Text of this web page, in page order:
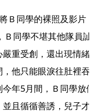
Ｂ同學的裸照及影片
同學不堪其他隊員訕
重受創，還出現情緒
他只能眼淚往肚裡吞
年5月間，Ｂ同學放
且循循善誘，兒子才